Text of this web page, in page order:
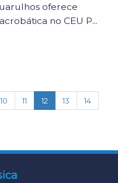
oferece
no CEU P...
10 11 12 (current)
13
14